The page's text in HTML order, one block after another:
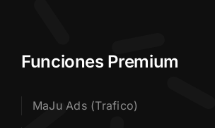
Funciones Premium
MaJu Ads (Trafico)